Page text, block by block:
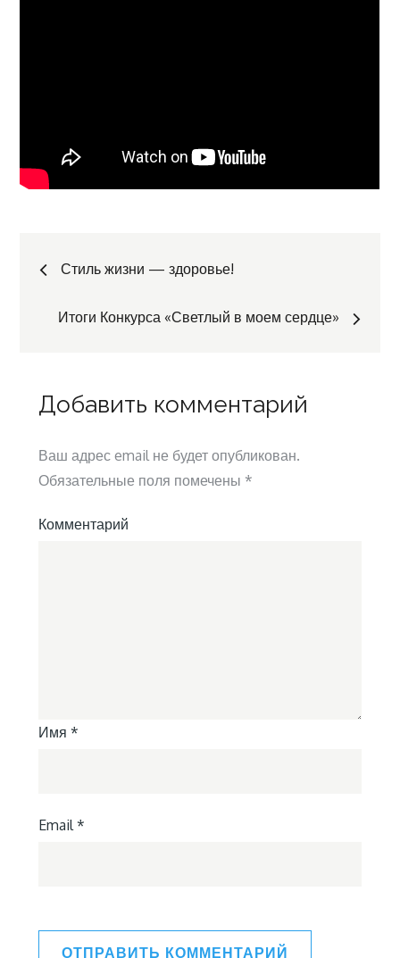
Навигация
по
Стиль жизни — здоровье!
Итоги Конкурса «Светлый в моем сердце»
Добавить комментарий
Ваш адрес email не будет опубликован.
Обязательные поля помечены *
Комментарий
Имя *
Email*